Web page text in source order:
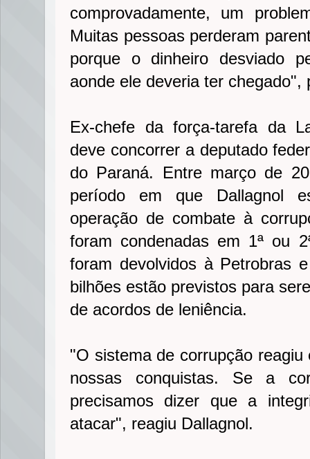
comprovadamente, um
Muitas pessoas perderam
porque o dinheiro desviado
aonde ele deveria ter
Ex-chefe da força-tarefa da
deve concorrer a deputado
do Paraná. Entre março de
período em que Dallagnol
operação de combate à
foram condenadas em 1ª ou
foram devolvidos à Petrobras
bilhões estão previstos para
de acordos de leniência.
"O sistema de corrupção
nossas conquistas. Se a
precisamos dizer que a
atacar", reagiu Dallagnol.